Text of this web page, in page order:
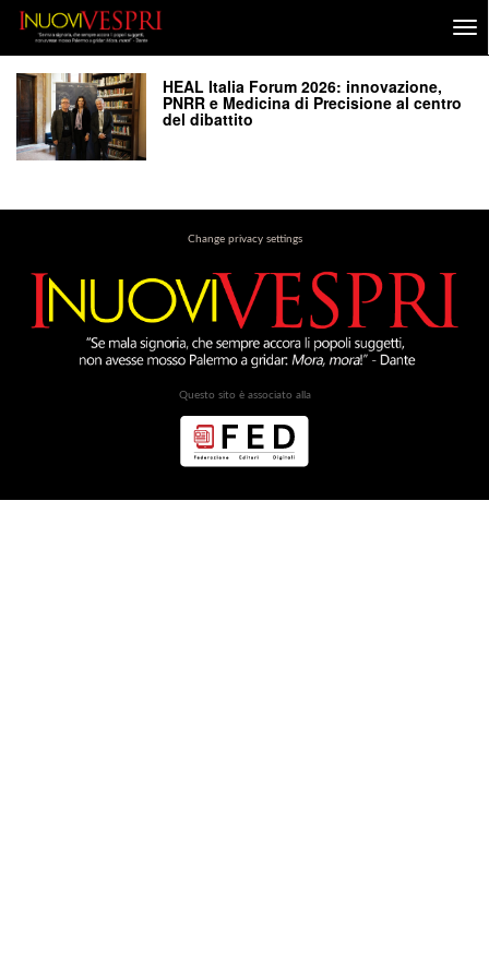
HEAL Italia Forum 2026: innovazione,
PNRR e Medicina di Precisione al centro
del dibattito
Change privacy settings
Questo sito è associato alla